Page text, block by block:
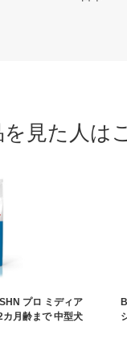
を見た人は
プロ ミディア
カ月齢まで 中型犬